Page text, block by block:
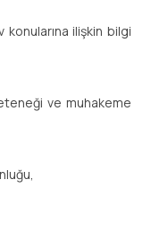
konularına ilişkin bilgi
ve muhakeme